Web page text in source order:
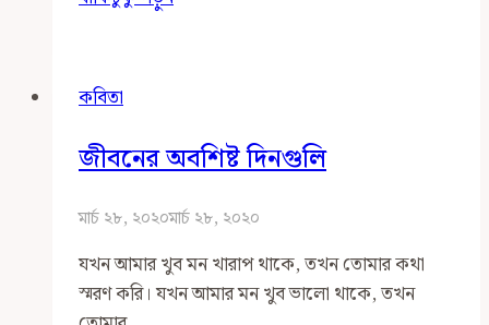
হও
কবিতা
জীবনের অবশিষ্ট দিনগুলি
মার্চ ২৮, ২০২০মার্চ ২৮, ২০২০
যখন আমার খুব মন খারাপ থাকে, তখন তোমার কথা
স্মরণ করি। যখন আমার মন খুব ভালো থাকে, তখন